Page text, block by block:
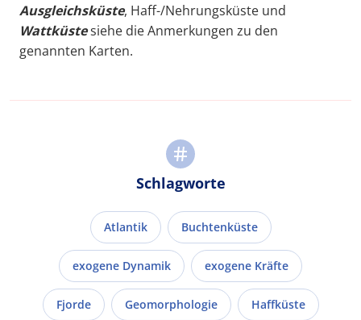
Ausgleichsküste, Haff-/Nehrungsküste und
Wattküstesiehe die Anmerkungen zu den
genannten Karten.
Schlagworte
Atlantik Buchtenküste
exogene Dynamik exogene Kräfte
Fjorde Geomorphologie Haffküste